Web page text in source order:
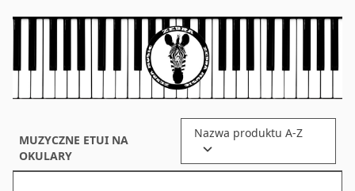
MUZYCZNE ETUI NA
OKULARY
Nazwa produktu A-Z